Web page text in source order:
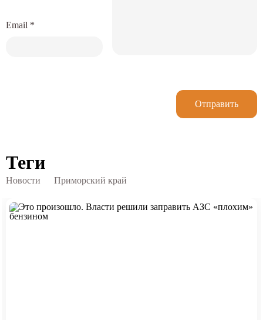
Email *
Отправить
Теги
Новости Приморский край